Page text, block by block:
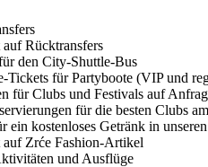
auf Rücktransfers
den City-Shuttle-Bus
Tickets für Partyboote (VIP und
für Clubs und Festivals auf
für die besten Clubs
ein kostenloses Getränk in
auf Zrće Fashion-Artikel
und Ausflüge